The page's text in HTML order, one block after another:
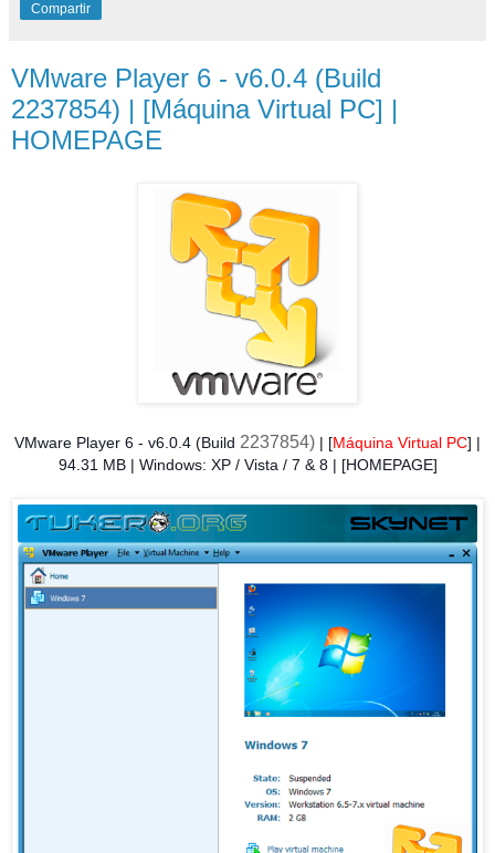
Compartir
VMware Player 6 - v6.0.4 (Build
2237854) | [Máquina Virtual PC] |
HOMEPAGE
VMware Player 6 - v6.0.4 (Build 2237854) | [Máquina Virtual PC] |
94.31 MB | Windows: XP / Vista / 7 & 8 | [HOMEPAGE]